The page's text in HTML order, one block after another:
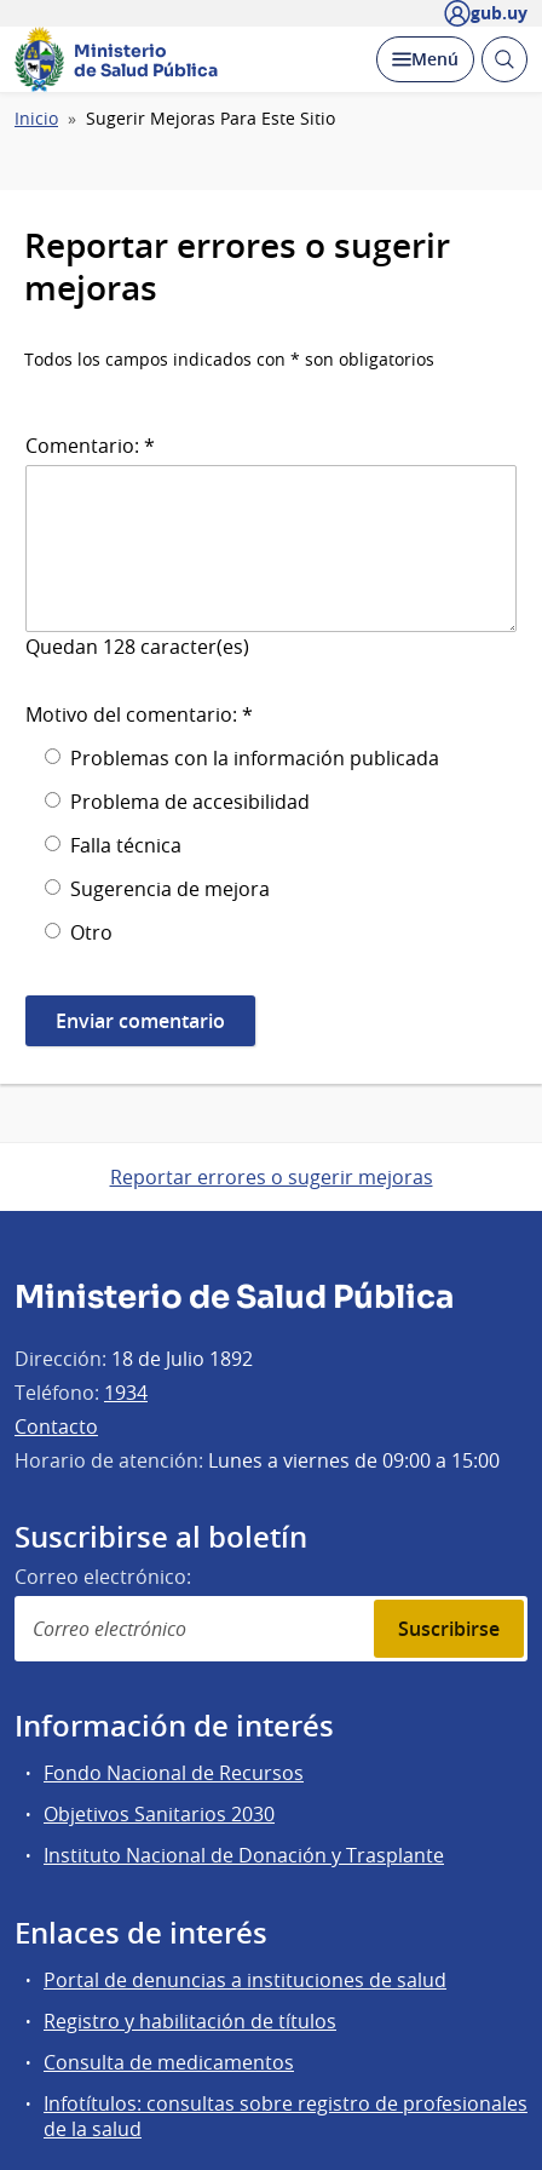
gub.uy
Ministerio
de Salud Pública
Desplegar
Menú Abrir
Ruta
Inicio Sugerir Mejoras Para Este Sitio
Reportar errores o sugerir
mejoras
Todos los campos indicados con * son obligatorios
Comentario: *
Quedan 128 caracter(es)
Motivo del comentario: *
Problemas con la información publicada
Problema de accesibilidad
Falla técnica
Sugerencia de mejora
Otro
Reportar errores o sugerir mejoras
Ministerio de Salud Pública
Dirección: 18 de Julio 1892
Teléfono: 1934
Contacto
Horario de atención: Lunes a viernes de 09:00 a 15:00
Suscribirse al boletín
Correo electrónico:
Suscribirse
Información de interés
Fondo Nacional de Recursos
Objetivos Sanitarios 2030
Instituto Nacional de Donación y Trasplante
Enlaces de interés
Portal de denuncias a instituciones de salud
Registro y habilitación de títulos
Consulta de medicamentos
Infotítulos: consultas sobre registro de profesionales
de la salud